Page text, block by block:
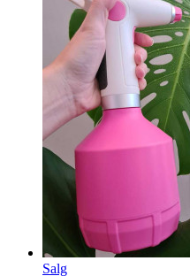
Salg